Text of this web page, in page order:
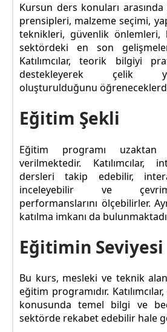
Kursun ders konuları arasında
prensipleri, malzeme seçimi,
teknikleri, güvenlik
sektördeki en son
Katılımcılar, teorik bilgiyi
destekleyerek çelik
oluşturulduğunu
Eğitim Şekli
Eğitim programı
verilmektedir. Katılımcılar,
dersleri takip edebilir,
inceleyebilir ve
performanslarını ölçebilirler.
katılma imkanı da
Eğitimin Seviyesi
Bu kurs, mesleki ve teknik
eğitim programıdır.
konusunda temel bilgi ve
sektörde rekabet edebilir hale